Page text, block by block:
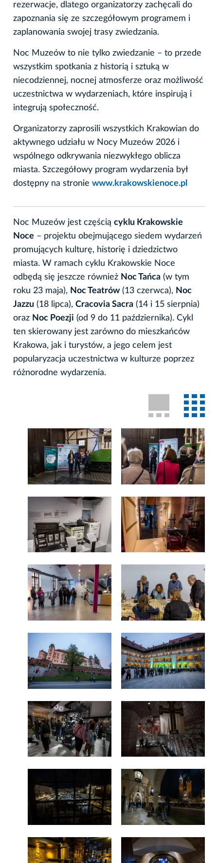
rezerwacje, dlatego organizatorzy zachęcali do
zapoznania się ze szczegółowym programem i
zaplanowania swojej trasy zwiedzania.
Noc Muzeów to nie tylko zwiedzanie – to przede
wszystkim spotkania z historią i sztuką w
niecodziennej, nocnej atmosferze oraz możliwość
uczestnictwa w wydarzeniach, które inspirują i
integrują społeczność.
Organizatorzy zaprosili wszystkich Krakowian do
aktywnego udziału w Nocy Muzeów 2026 i
wspólnego odkrywania niezwykłego oblicza
miasta. Szczegółowy program wydarzenia był
dostępny na stronie www.krakowskienoce.pl
Noc Muzeów jest częścią cyklu Krakowskie
Noce – projektu obejmującego siedem wydarzeń
promujących kulturę, historię i dziedzictwo
miasta. W ramach cyklu Krakowskie Noce
odbędą się jeszcze również Noc Tańca (w tym
roku 23 maja), Noc Teatrów (13 czerwca), Noc
Jazzu (18 lipca), Cracovia Sacra (14 i 15 sierpnia)
oraz Noc Poezji (od 9 do 11 października). Cykl
ten skierowany jest zarówno do mieszkańców
Krakowa, jak i turystów, a jego celem jest
popularyzacja uczestnictwa w kulturze poprzez
różnorodne wydarzenia.